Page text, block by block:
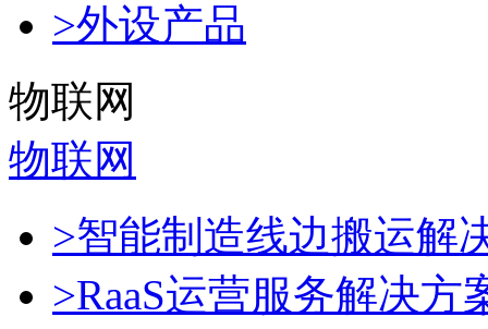
>外设产品
物联网
物联网
>智能制造线边搬运解
>RaaS运营服务解决方